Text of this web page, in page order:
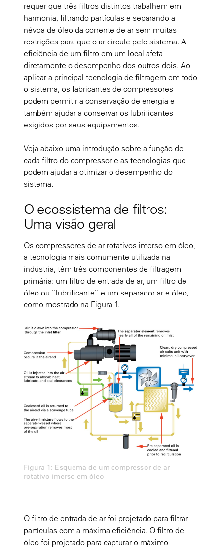
requer que três filtros distintos trabalhem em
harmonia, filtrando partículas e separando a
névoa de óleo da corrente de ar sem muitas
restrições para que o ar circule pelo sistema. A
eficiência de um filtro em um local afeta
diretamente o desempenho dos outros dois. Ao
aplicar a principal tecnologia de filtragem em todo
o sistema, os fabricantes de compressores
podem permitir a conservação de energia e
também ajudar a conservar os lubrificantes
exigidos por seus equipamentos.
Veja abaixo uma introdução sobre a função de
cada filtro do compressor e as tecnologias que
podem ajudar a otimizar o desempenho do
sistema.
O ecossistema de filtros:
Uma visão geral
Os compressores de ar rotativos imerso em óleo,
a tecnologia mais comumente utilizada na
indústria, têm três componentes de filtragem
primária: um filtro de entrada de ar, um filtro de
óleo ou “lubrificante” e um separador ar e óleo,
como mostrado na Figura 1.
Figura 1: Esquema de um compressor de ar
rotativo imerso em óleo
O filtro de entrada de ar foi projetado para filtrar
partículas com a máxima eficiência. O filtro de
óleo foi projetado para capturar o máximo